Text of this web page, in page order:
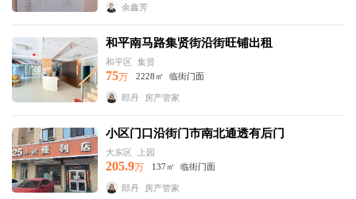
余鑫芳
和平南马路集贤街沿街旺铺出租
和平区 集贤
75万 2228㎡ 临街门面
郎丹 房产管家
小区门口沿街门市南北通透有后门
大东区 上园
205.9万 137㎡ 临街门面
郎丹 房产管家